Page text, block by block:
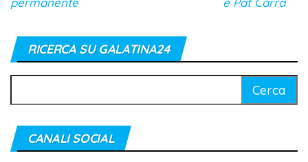
RICERCA SU GALATINA24
per:
CANALI SOCIAL